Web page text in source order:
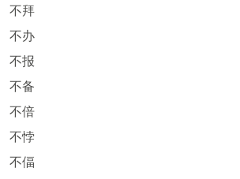
不拜
不办
不报
不备
不倍
不悖
不偪